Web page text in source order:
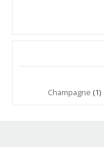
Champagne (1)